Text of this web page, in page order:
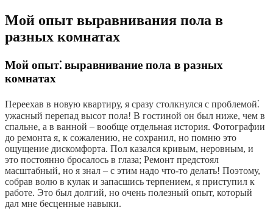
Мой опыт выравнивания пола в
разных комнатах
Мой опыт⁚ выравнивание пола в разных
комнатах
Переехав в новую квартиру, я сразу столкнулся с проблемой⁚
ужасный перепад высот пола! В гостиной он был ниже, чем в
спальне, а в ванной – вообще отдельная история. Фотографии
до ремонта я, к сожалению, не сохранил, но помню это
ощущение дискомфорта. Пол казался кривым, неровным, и
это постоянно бросалось в глаза; Ремонт предстоял
масштабный, но я знал – с этим надо что-то делать! Поэтому,
собрав волю в кулак и запасшись терпением, я приступил к
работе. Это был долгий, но очень полезный опыт, который
дал мне бесценные навыки.